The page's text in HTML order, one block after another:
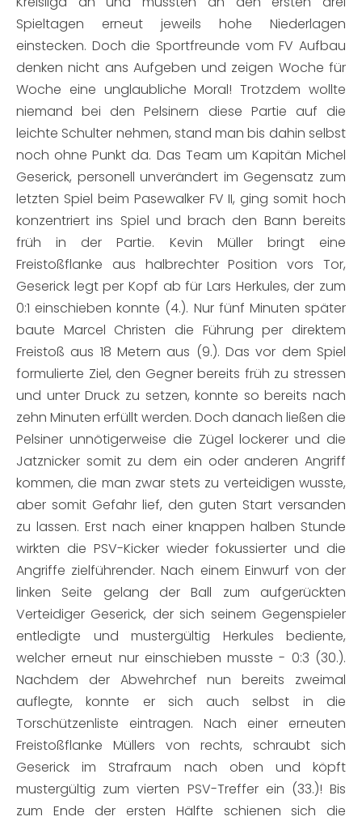
Spieltagen erneut jeweils hohe Niederlagen
einstecken. Doch die Sportfreunde vom FV Aufbau
denken nicht ans Aufgeben und zeigen Woche für
Woche eine unglaubliche Moral! Trotzdem wollte
niemand bei den Pelsinern diese Partie auf die
leichte Schulter nehmen, stand man bis dahin selbst
noch ohne Punkt da. Das Team um Kapitän Michel
Geserick, personell unverändert im Gegensatz zum
letzten Spiel beim Pasewalker FV II, ging somit hoch
konzentriert ins Spiel und brach den Bann bereits
früh in der Partie. Kevin Müller bringt eine
Freistoßflanke aus halbrechter Position vors Tor,
Geserick legt per Kopf ab für Lars Herkules, der zum
0:1 einschieben konnte (4.). Nur fünf Minuten später
baute Marcel Christen die Führung per direktem
Freistoß aus 18 Metern aus (9.). Das vor dem Spiel
formulierte Ziel, den Gegner bereits früh zu stressen
und unter Druck zu setzen, konnte so bereits nach
zehn Minuten erfüllt werden. Doch danach ließen die
Pelsiner unnötigerweise die Zügel lockerer und die
Jatznicker somit zu dem ein oder anderen Angriff
kommen, die man zwar stets zu verteidigen wusste,
aber somit Gefahr lief, den guten Start versanden
zu lassen. Erst nach einer knappen halben Stunde
wirkten die PSV-Kicker wieder fokussierter und die
Angriffe zielführender. Nach einem Einwurf von der
linken Seite gelang der Ball zum aufgerückten
Verteidiger Geserick, der sich seinem Gegenspieler
entledigte und mustergültig Herkules bediente,
welcher erneut nur einschieben musste - 0:3 (30.).
Nachdem der Abwehrchef nun bereits zweimal
auflegte, konnte er sich auch selbst in die
Torschützenliste eintragen. Nach einer erneuten
Freistoßflanke Müllers von rechts, schraubt sich
Geserick im Strafraum nach oben und köpft
mustergültig zum vierten PSV-Treffer ein (33.)! Bis
zum Ende der ersten Hälfte schienen sich die